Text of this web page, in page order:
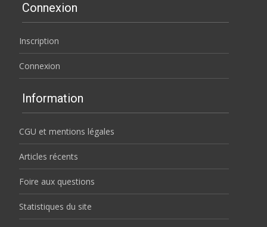
Connexion
Inscription
Connexion
Information
CGU et mentions légales
Articles récents
Foire aux questions
Statistiques du site